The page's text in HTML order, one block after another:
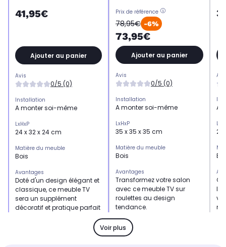
41,95€
Ajouter au panier
Avis
0/5 (0)
Installation
A monter soi-même
LxHxP
24 x 32 x 24 cm
Matière du meuble
Bois
Avantages
Doté d'un design élégant et
classique, ce meuble TV
sera un supplément
décoratif et pratique parfait
Prix de référence
78,95€ -6%
73,95€
Ajouter au panier
Avis
0/5 (0)
Installation
A monter soi-même
LxHxP
35 x 35 x 35 cm
Matière du meuble
Bois
Avantages
Transformez votre salon
avec ce meuble TV sur
roulettes au design
tendance.
A
la
Voir plus